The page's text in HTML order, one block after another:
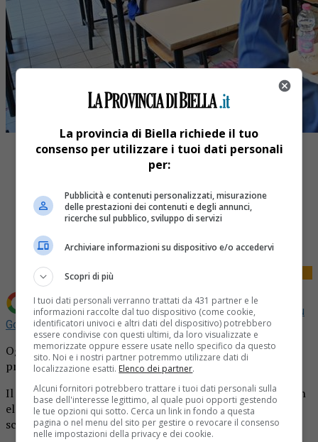
Share
Tweet
Aggiungi La Provincia di Biella come Fonte preferita su
Google
Oggi, alle ore 18.00, presso Villa Poma verranno
proclamati i vincitori del Concorso Lettere dalla scuola
Il concorso ha visto la partecipazione di 18 insegnanti con
elaborati autobiografici frutto della loro esperienza
scolastica durante la pandemia.
La provincia di Biella richiede il tuo
consenso per utilizzare i tuoi dati personali
per:
Pubblicità e contenuti personalizzati, misurazione
delle prestazioni dei contenuti e degli annunci,
ricerche sul pubblico, sviluppo di servizi
Archiviare informazioni su dispositivo e/o accedervi
Scopri di più
I tuoi dati personali verranno trattati da 431 partner e le
informazioni raccolte dal tuo dispositivo (come cookie,
identificatori univoci e altri dati del dispositivo) potrebbero
essere condivise con questi ultimi, da loro visualizzate e
memorizzate oppure essere usate nello specifico da questo
sito. Noi e i nostri partner potremmo utilizzare dati di
localizzazione esatti. Elenco dei partner.
Alcuni fornitori potrebbero trattare i tuoi dati personali sulla
base dell'interesse legittimo, al quale puoi opporti gestendo
le tue opzioni qui sotto. Cerca un link in fondo a questa
pagina o nel menu del sito per gestire o revocare il consenso
nelle impostazioni della privacy e dei cookie.